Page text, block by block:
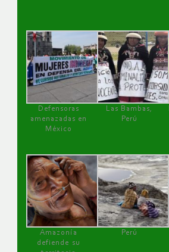
Defensoras
amenazadas en
México
Las Bambas,
Perú
Amazonía
defiende su
Perú